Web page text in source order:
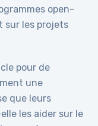
open-
sur les projets
pour de
une
que leurs
les aider sur le